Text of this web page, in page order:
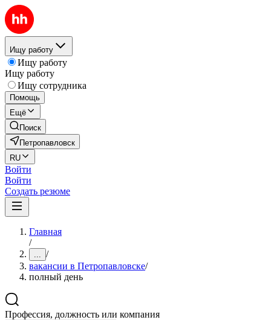
Ищу работу
Ищу работу
Ищу работу
Ищу сотрудника
Помощь
Ещё
Поиск
Петропавловск
RU
Войти
Войти
Создать резюме
Главная
/
... /
вакансии в Петропавловске/
полный день
Профессия, должность или компания